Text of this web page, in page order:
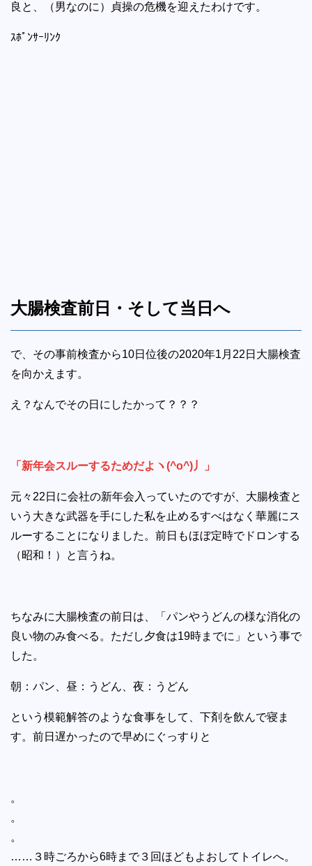
良と、（男なのに）貞操の危機を迎えたわけです。
ｽﾎﾟﾝｻｰﾘﾝｸ
大腸検査前日・そして当日へ
で、その事前検査から10日位後の2020年1月22日大腸検査
を向かえます。
え？なんでその日にしたかって？？？
「新年会スルーするためだよヽ(^o^)丿」
元々22日に会社の新年会入っていたのですが、大腸検査と
いう大きな武器を手にした私を止めるすべはなく華麗にス
ルーすることになりました。前日もほぼ定時でドロンする
（昭和！）と言うね。
ちなみに大腸検査の前日は、「パンやうどんの様な消化の
良い物のみ食べる。ただし夕食は19時までに」という事で
した。
朝：パン、昼：うどん、夜：うどん
という模範解答のような食事をして、下剤を飲んで寝ま
す。前日遅かったので早めにぐっすりと
。
。
。
……３時ごろから6時まで３回ほどもよおしてトイレへ。